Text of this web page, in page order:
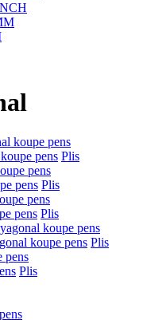
pens Plis
pens Plis
pens Plis
koupe pens Plis
Plis